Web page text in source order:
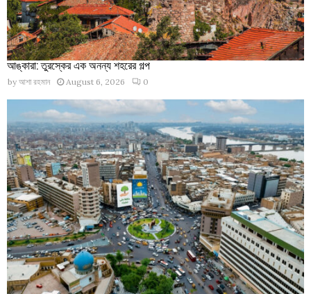
আঙ্কারা: তুরস্কের এক অনন্য শহরের গল্প
by আশা রহমান August 6, 2026 0